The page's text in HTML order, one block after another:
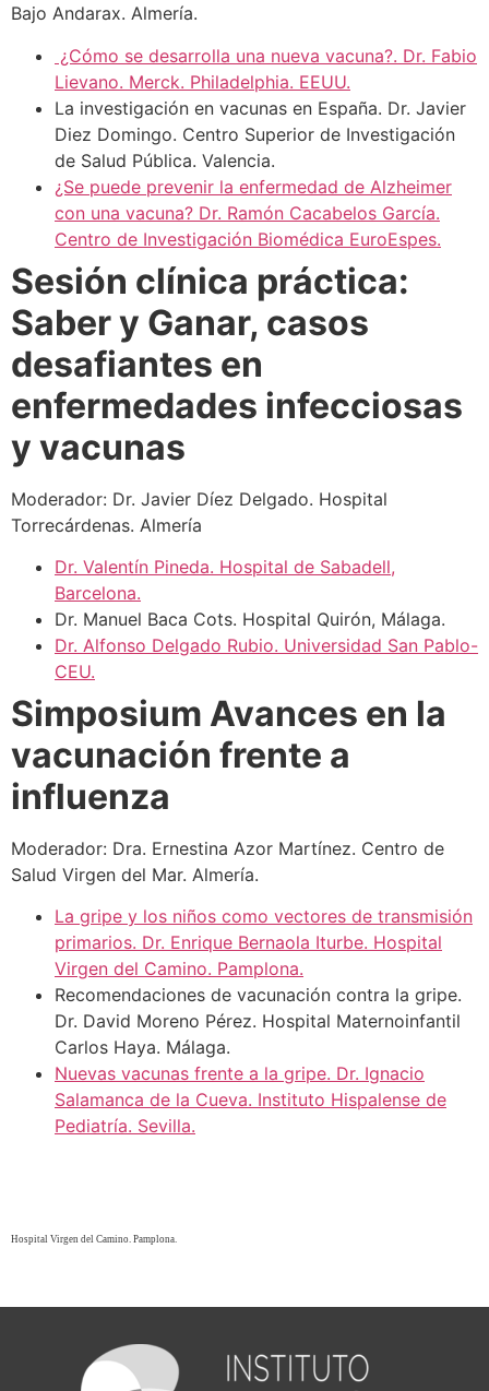
Bajo Andarax. Almería.
¿Cómo se desarrolla una nueva vacuna?. Dr. Fabio
Lievano. Merck. Philadelphia. EEUU.
La investigación en vacunas en España. Dr. Javier
Diez Domingo. Centro Superior de Investigación
de Salud Pública. Valencia.
¿Se puede prevenir la enfermedad de Alzheimer
con una vacuna? Dr. Ramón Cacabelos García.
Centro de Investigación Biomédica EuroEspes.
Sesión clínica práctica:
Saber y Ganar, casos
desafiantes en
enfermedades infecciosas
y vacunas
Moderador: Dr. Javier Díez Delgado. Hospital
Torrecárdenas. Almería
Dr. Valentín Pineda. Hospital de Sabadell,
Barcelona.
Dr. Manuel Baca Cots. Hospital Quirón, Málaga.
Dr. Alfonso Delgado Rubio. Universidad San Pablo-
CEU.
Simposium Avances en la
vacunación frente a
influenza
Moderador: Dra. Ernestina Azor Martínez. Centro de
Salud Virgen del Mar. Almería.
La gripe y los niños como vectores de transmisión
primarios. Dr. Enrique Bernaola Iturbe. Hospital
Virgen del Camino. Pamplona.
Recomendaciones de vacunación contra la gripe.
Dr. David Moreno Pérez. Hospital Maternoinfantil
Carlos Haya. Málaga.
Nuevas vacunas frente a la gripe. Dr. Ignacio
Salamanca de la Cueva. Instituto Hispalense de
Pediatría. Sevilla.
Hospital Virgen del Camino. Pamplona.